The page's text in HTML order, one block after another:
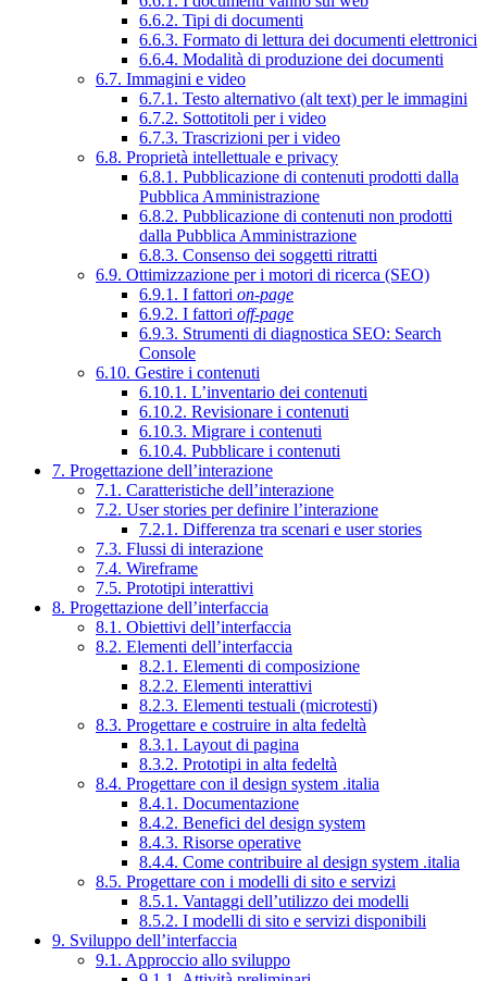
6.6.2. Tipi di documenti
6.6.3. Formato di lettura dei documenti elettronici
6.6.4. Modalità di produzione dei documenti
6.7. Immagini e video
6.7.1. Testo alternativo (alt text) per le immagini
6.7.2. Sottotitoli per i video
6.7.3. Trascrizioni per i video
6.8. Proprietà intellettuale e privacy
6.8.1. Pubblicazione di contenuti prodotti dalla
Pubblica Amministrazione
6.8.2. Pubblicazione di contenuti non prodotti
dalla Pubblica Amministrazione
6.8.3. Consenso dei soggetti ritratti
6.9. Ottimizzazione per i motori di ricerca (SEO)
6.9.1. I fattori on-page
6.9.2. I fattori off-page
6.9.3. Strumenti di diagnostica SEO: Search
Console
6.10. Gestire i contenuti
6.10.1. L’inventario dei contenuti
6.10.2. Revisionare i contenuti
6.10.3. Migrare i contenuti
6.10.4. Pubblicare i contenuti
7. Progettazione dell’interazione
7.1. Caratteristiche dell’interazione
7.2. User stories per definire l’interazione
7.2.1. Differenza tra scenari e user stories
7.3. Flussi di interazione
7.4. Wireframe
7.5. Prototipi interattivi
8. Progettazione dell’interfaccia
8.1. Obiettivi dell’interfaccia
8.2. Elementi dell’interfaccia
8.2.1. Elementi di composizione
8.2.2. Elementi interattivi
8.2.3. Elementi testuali (microtesti)
8.3. Progettare e costruire in alta fedeltà
8.3.1. Layout di pagina
8.3.2. Prototipi in alta fedeltà
8.4. Progettare con il design system .italia
8.4.1. Documentazione
8.4.2. Benefici del design system
8.4.3. Risorse operative
8.4.4. Come contribuire al design system .italia
8.5. Progettare con i modelli di sito e servizi
8.5.1. Vantaggi dell’utilizzo dei modelli
8.5.2. I modelli di sito e servizi disponibili
9. Sviluppo dell’interfaccia
9.1. Approccio allo sviluppo